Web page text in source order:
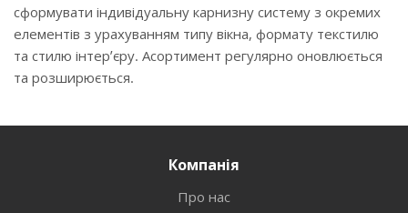
сформувати індивідуальну карнизну систему з окремих
елементів з урахуванням типу вікна, формату текстилю
та стилю інтер’єру. Асортимент регулярно оновлюється
та розширюється.
Компанія
Про нас